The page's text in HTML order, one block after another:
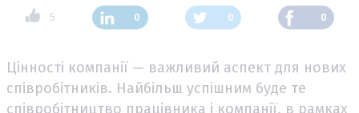
5 0 0 0
Цінності компанії — важливий аспект для нових
співробітників. Найбільш успішним буде те
співробітництво працівника і компанії, в рамках